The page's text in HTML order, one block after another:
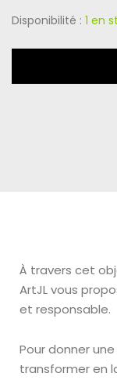
Disponibilité : 1 en
À travers cet
ArtJL vous
et responsable.
Pour donner
transformer en